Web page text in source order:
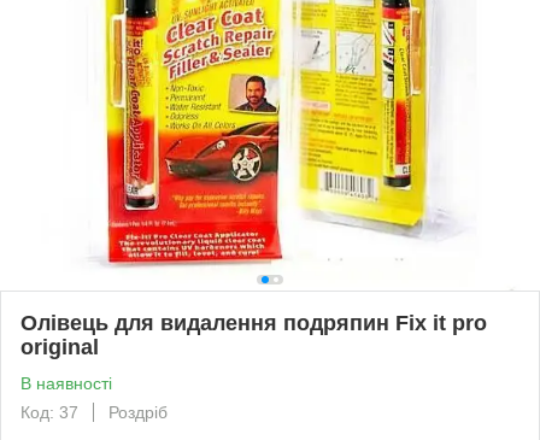
Олівець для видалення подряпин Fix it pro
original
В наявності
Код: 37
Роздріб